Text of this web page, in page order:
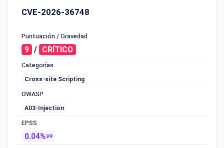
CVE-2026-36748
Puntuación / Gravedad
9 / CRÍTICO
Categorías
Cross-site Scripting
OWASP
A03-Injection
EPSS
0.04%V4